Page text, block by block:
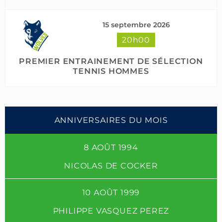
15 septembre 2026
20h00
PREMIER ENTRAINEMENT DE SÉLECTION
TENNIS HOMMES
ANNIVERSAIRES DU MOIS
8 AOÛT 1994
NICOLAS DE COCKER
10 AOÛT 1999
PHILIPPE VASQUEZ PEREZ